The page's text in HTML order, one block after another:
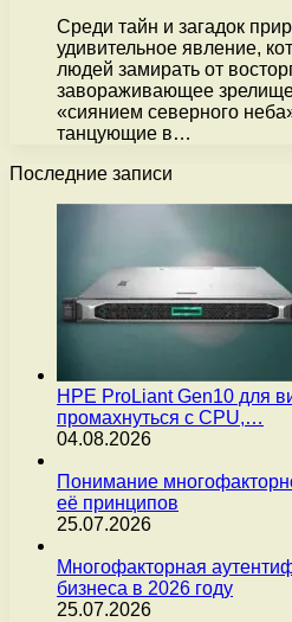
Среди тайн и загадок
удивительное явление,
людей замирать от
завораживающее
«сиянием северного
танцующие в…
Последние записи
HPE ProLiant Gen10 для
промахнуться с CPU,…
04.08.2026
Понимание
её принципов
25.07.2026
Многофакторная
бизнеса в 2026 году
25.07.2026